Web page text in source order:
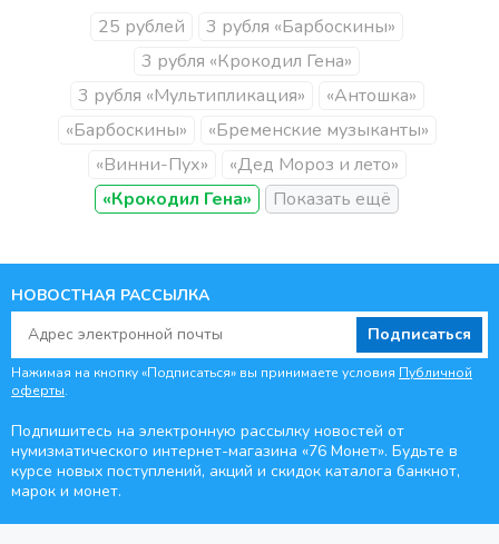
25 рублей
3 рубля «Барбоскины»
3 рубля «Крокодил Гена»
3 рубля «Мультипликация»
«Антошка»
«Барбоскины»
«Бременские музыканты»
«Винни-Пух»
«Дед Мороз и лето»
«Крокодил Гена»
НОВОСТНАЯ РАССЫЛКА
Подписаться
Нажимая на кнопку «Подписаться» вы принимаете условия Публичной
оферты.
Подпишитесь на электронную рассылку новостей от
нумизматического интернет-магазина «76 Монет». Будьте в
курсе новых поступлений, акций и скидок каталога банкнот,
марок и монет.